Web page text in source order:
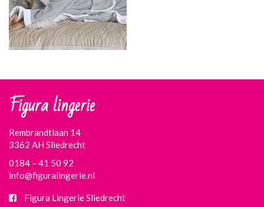
Figura lingerie
Rembrandtlaan 14
3362 AH Sliedrecht
0184 – 41 50 92
info@figuralingerie.nl
Figura Lingerie Sliedrecht